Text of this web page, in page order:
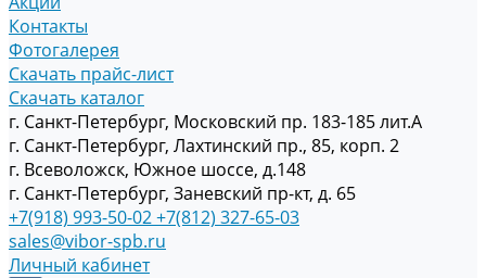
Контакты
Фотогалерея
Скачать прайс-лист
Скачать каталог
г. Санкт-Петербург, Московский пр. 183-185 лит.А
г. Санкт-Петербург, Лахтинский пр., 85, корп. 2
г. Всеволожск, Южное шоссе, д.148
г. Санкт-Петербург, Заневский пр-кт, д. 65
+7(918) 993-50-02+7(812) 327-65-03
sales@vibor-spb.ru
Личный кабинет